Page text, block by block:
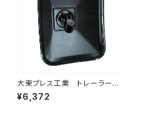
大東プレス工業 トレーラーミ
ラー 黒 UD L013 NS
角型 左 DI-58B
¥6,372